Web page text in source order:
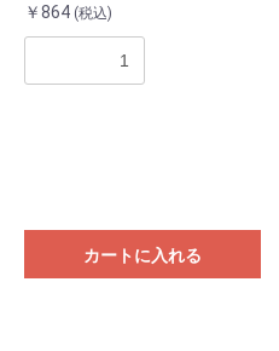
￥864 (税込)
カートに入れる